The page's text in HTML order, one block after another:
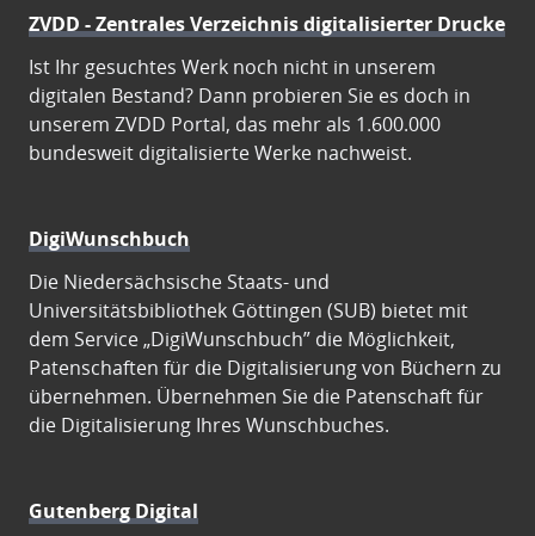
ZVDD - Zentrales Verzeichnis digitalisierter Drucke
Ist Ihr gesuchtes Werk noch nicht in unserem
digitalen Bestand? Dann probieren Sie es doch in
unserem ZVDD Portal, das mehr als 1.600.000
bundesweit digitalisierte Werke nachweist.
DigiWunschbuch
Die Niedersächsische Staats- und
Universitätsbibliothek Göttingen (SUB) bietet mit
dem Service „DigiWunschbuch” die Möglichkeit,
Patenschaften für die Digitalisierung von Büchern zu
übernehmen. Übernehmen Sie die Patenschaft für
die Digitalisierung Ihres Wunschbuches.
Gutenberg Digital